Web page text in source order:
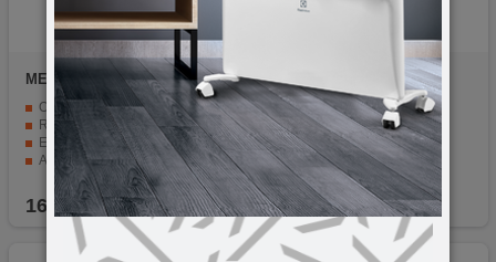
MELCHIONI
family
CORALLO
Odvojen prostor za sol i papar.
Regulacija isipanja začina.
Ergonomska ručka za jednostavno držanje.
Atraktivan dizajn koji se lako uklapa.
Dimenzije 7.2 x 16 x 10cm.
16,50 KM
NN
Oklagija l=300mm, fi 43mm
1,65KM